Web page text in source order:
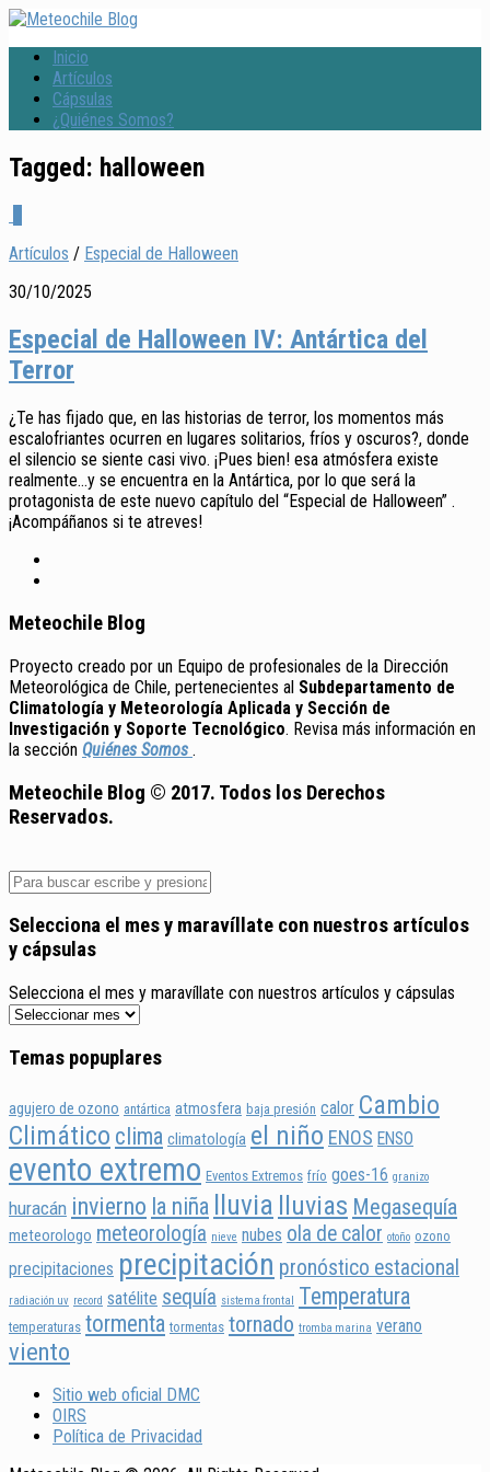
Inicio
Artículos
Cápsulas
¿Quiénes Somos?
Tagged: halloween
Artículos / Especial de Halloween
30/10/2025
Especial de Halloween IV: Antártica del
Terror
¿Te has fijado que, en las historias de terror, los momentos más
escalofriantes ocurren en lugares solitarios, fríos y oscuros?, donde
el silencio se siente casi vivo. ¡Pues bien! esa atmósfera existe
realmente…y se encuentra en la Antártica, por lo que será la
protagonista de este nuevo capítulo del “Especial de Halloween” .
¡Acompáñanos si te atreves!
Meteochile Blog
Proyecto creado por un Equipo de profesionales de la Dirección
Meteorológica de Chile, pertenecientes al Subdepartamento de
Climatología y Meteorología Aplicada y Sección de
Investigación y Soporte Tecnológico. Revisa más información en
la sección Quiénes Somos .
Meteochile Blog © 2017. Todos los Derechos
Reservados.
Selecciona el mes y maravíllate con nuestros artículos
y cápsulas
Selecciona el mes y maravíllate con nuestros artículos y cápsulas
Temas popuplares
agujero de ozono antártica atmosfera baja presión calor Cambio
Climático clima climatología el niño ENOS ENSO
evento extremo Eventos Extremos frío goes-16 granizo
huracán invierno la niña lluvia lluvias Megasequía
meteorologo meteorología nieve nubes ola de calor otoño ozono
precipitaciones precipitación pronóstico estacional
radiación uv record satélite sequía sistema frontal Temperatura
temperaturas tormenta tormentas tornado tromba marina verano
viento
Sitio web oficial DMC
OIRS
Política de Privacidad